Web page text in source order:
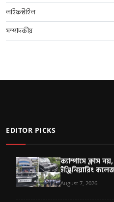
লাইফস্টাইল
সম্পাদকীয়
EDITOR PICKS
ক্যাম্পাসে ক্লাস
ইঞ্জিনিয়ারিং
August 7, 2026